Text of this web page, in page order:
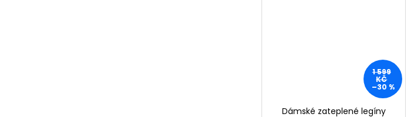
1 599
KČ
–30 %
Dámské zateplené legíny